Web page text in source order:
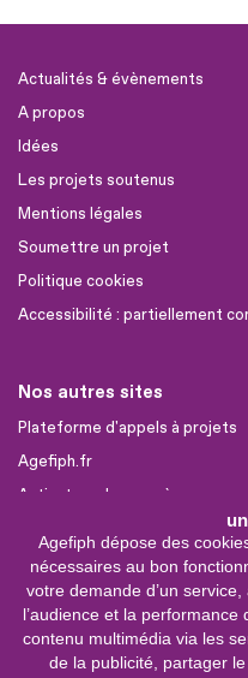
Agefiph dépose des
nécessaires au bon
votre demande d’un
l’audience et la
contenu multimédia via les
de la publicité, partager
Actualités & évènements
A propos
Idées
Les projets soutenus
Mentions légales
Soumettre un projet
Politique cookies
Accessibilité : partiellement
Nos autres sites
Plateforme d'appels à projets
Agefiph.fr
Activateur de progrès
Sites partenaires
FIRAH
CNSA
FIPHFP